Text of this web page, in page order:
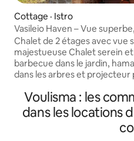
Cottage · Istro
Vasileio Haven – Vue
et cabane dans les arbres
Chalet de 2 étages avec vue
majestueuse Chalet serein et isolé avec
barbecue dans le jardin,
dans les arbres et projecteur
canapé, cuisine et WC Étage
chambre spacieuse, lit king
canapé/lit double L'espace extérieur
privé est entouré de cèdres,
Voulisma : les
dans les locations